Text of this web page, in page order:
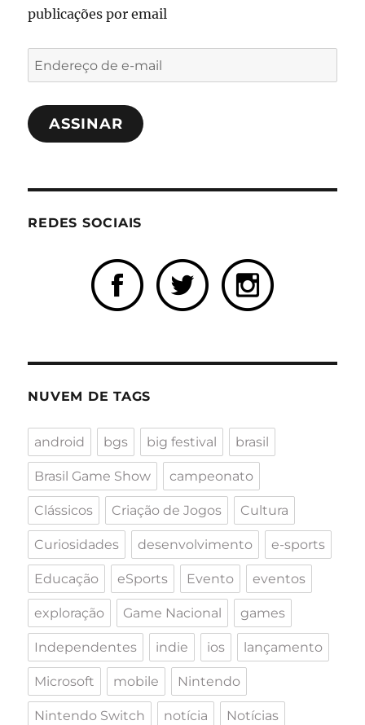
publicações por email
Endereço
de
e-
mailASSINAR
REDES SOCIAIS
NUVEM DE TAGS
android bgs big festival brasil
Brasil Game Show campeonato
Clássicos Criação de Jogos Cultura
Curiosidades desenvolvimento e-sports
Educação eSports Evento eventos
exploração Game Nacional games
Independentes indie ios lançamento
Microsoft mobile Nintendo
Nintendo Switch notícia Notícias